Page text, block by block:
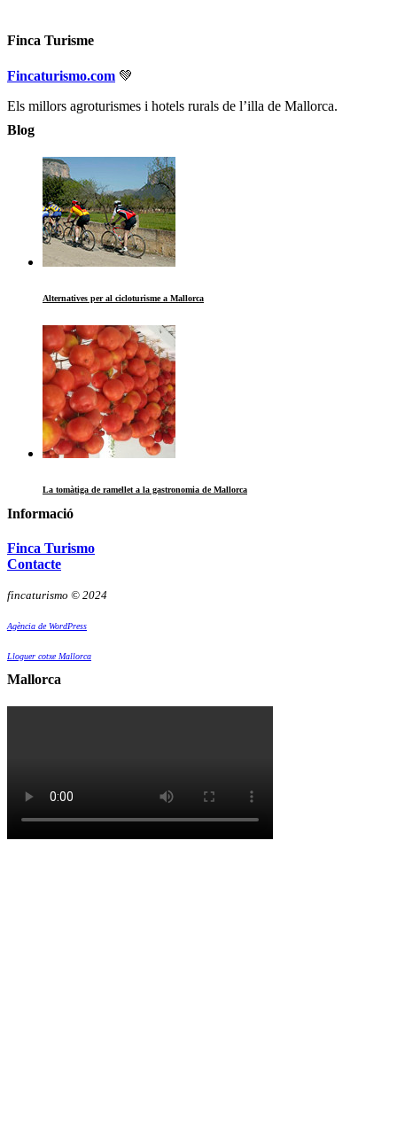
Finca Turisme
Fincaturismo.com 💚
Els millors agroturismes i hotels rurals de l’illa de Mallorca.
Blog
Alternatives per al cicloturisme a Mallorca
La tomàtiga de ramellet a la gastronomia de Mallorca
Informació
Finca Turismo
Contacte
fincaturismo © 2024
Agència de WordPress
Lloguer cotxe Mallorca
Mallorca